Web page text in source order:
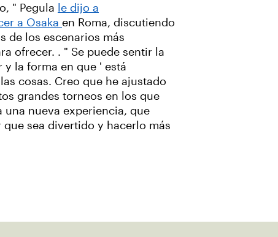
" Pegula le dijo a
a Osaka en Roma, discutiendo
de los escenarios más
ofrecer. . " Se puede sentir la
la forma en que ' está
cosas. Creo que he ajustado
grandes torneos en los que
una nueva experiencia, que
sea divertido y hacerlo más